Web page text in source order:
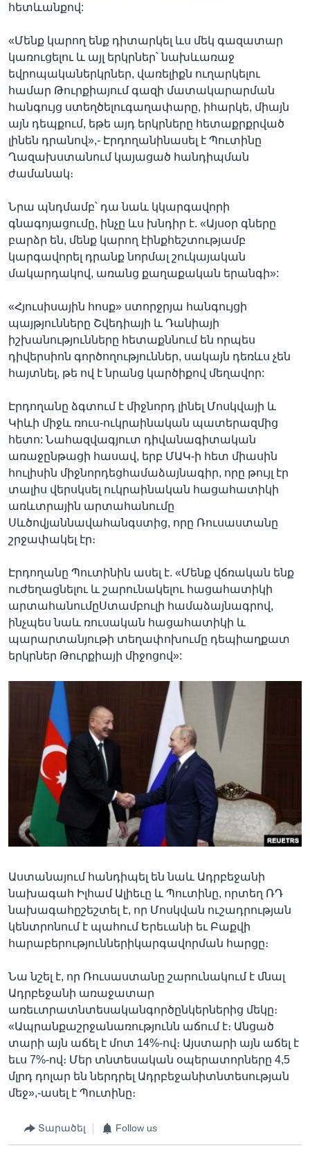
հետևանքով:
«Մենք կարող ենք դիտարկել ևս մեկ գազատար
կառուցելու և այլ երկրներ՝ նախևառաջ
եվրոպականերկրներ, վառելիքն ուղարկելու
համար Թուրքիայում գազի մատակարարման
հանգույց ստեղծելուգաղափարը, իհարկե, միայն
այն դեպքում, եթե այդ երկրները հետաքրքրված
լինեն դրանով»,- Էրդողանինասել է Պուտինը
Ղազախստանում կայացած հանդիպման
ժամանակ։
Նրա պնդմամբ՝ դա նաև կկարգավորի
գնագոյացումը, ինչը ևս խնդիր է. «Այսօր գները
բարձր են, մենք կարող էինքհեշտությամբ
կարգավորել դրանք նորմալ շուկայական
մակարդակով, առանց քաղաքական երանգի»:
«Հյուսիսային հոսք» ստորջրյա հանգույցի
պայթյունները Շվեդիայի և Դանիայի
իշխանությունները հետաքննում են որպես
դիվերսիոն գործողություններ, սակայն դեռևս չեն
հայտնել, թե ով է նրանց կարծիքով մեղավոր:
Էրդողանը ձգտում է միջնորդ լինել Մոսկվայի և
Կիևի միջև ռուս-ուկրաինական պատերազմից
հետո: Նահազվագյուտ դիվանագիտական
առաջընթացի հասավ, երբ ՄԱԿ-ի հետ միասին
հուլիսին միջնորդեցհամաձայնագիր, որը թույլ էր
տալիս վերսկսել ուկրաինական հացահատիկի
առևտրային արտահանումը
Սևծովյաննավահանգստից, որը Ռուսաստանը
շրջափակել էր։
Էրդողանը Պուտինին ասել է. «Մենք վճռական ենք
ուժեղացնելու և շարունակելու հացահատիկի
արտահանումըՍտամբուլի համաձայնագրով,
ինչպես նաև ռուսական հացահատիկի և
պարարտանյութի տեղափոխումը դեպիաղքատ
երկրներ Թուրքիայի միջոցով»:
Աստանայում հանդիպել են նաև Ադրբեջանի
նախագահ Իլհամ Ալիեւը և Պուտինը, որտեղ ՌԴ
նախագահըշեշտել է, որ Մոսկվան ուշադրության
կենտրոնում է պահում Երեւանի եւ Բաքվի
հարաբերություններիկարգավորման հարցը։
Նա նշել է, որ Ռուսաստանը շարունակում է մնալ
Ադրբեջանի առաջատար
առեւտրատնտեսականգործընկերներից մեկը։
«Ապրանքաշրջանառությունն աճում է։ Անցած
տարի այն աճել է մոտ 14%-ով։ Այստարի այն աճել է
եւս 7%-ով։ Մեր տնտեսական օպերատորները 4,5
մլրդ դոլար են ներդրել Ադրբեջանիտնտեսության
մեջ»,-ասել է Պուտինը։
Տարածել Follow us